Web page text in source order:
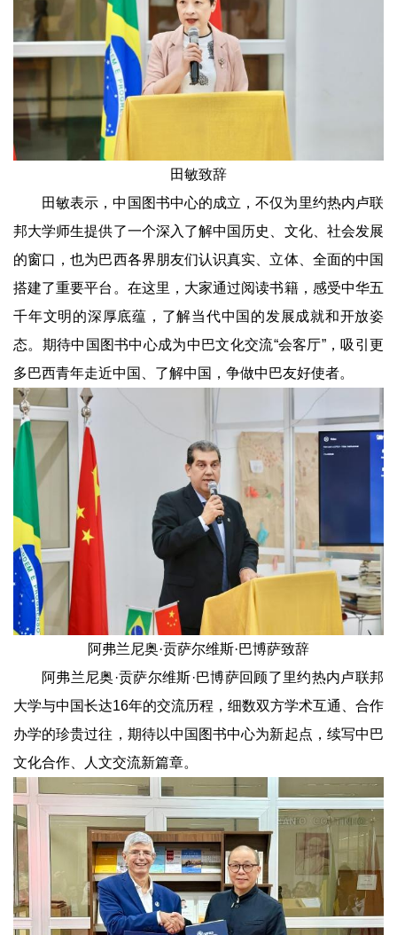
田敏致辞
田敏表示，中国图书中心的成立，不仅为里约热内卢联
邦大学师生提供了一个深入了解中国历史、文化、社会发展
的窗口，也为巴西各界朋友们认识真实、立体、全面的中国
搭建了重要平台。在这里，大家通过阅读书籍，感受中华五
千年文明的深厚底蕴，了解当代中国的发展成就和开放姿
态。期待中国图书中心成为中巴文化交流“会客厅”，吸引更
多巴西青年走近中国、了解中国，争做中巴友好使者。
阿弗兰尼奥·贡萨尔维斯·巴博萨致辞
阿弗兰尼奥·贡萨尔维斯·巴博萨回顾了里约热内卢联邦
大学与中国长达16年的交流历程，细数双方学术互通、合作
办学的珍贵过往，期待以中国图书中心为新起点，续写中巴
文化合作、人文交流新篇章。